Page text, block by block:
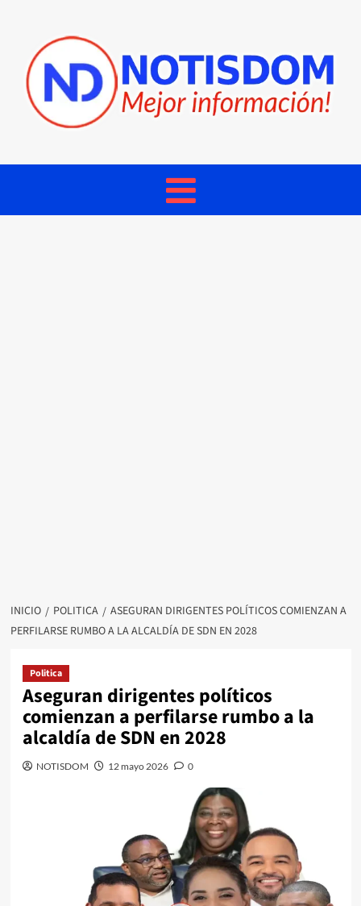
INICIO POLITICA
ASEGURAN DIRIGENTES POLÍTICOS COMIENZAN A
PERFILARSE RUMBO A LA ALCALDÍA DE SDN EN 2028
Politica
Aseguran dirigentes políticos
comienzan a perfilarse rumbo a la
alcaldía de SDN en 2028
NOTISDOM 12 mayo 2026 0